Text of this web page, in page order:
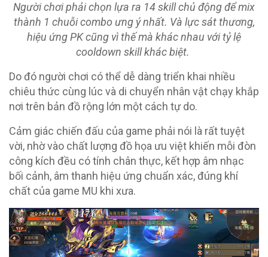
Người chơi phải chọn lựa ra 14 skill chủ động để mix
thành 1 chuỗi combo ưng ý nhất. Và lực sát thương,
hiệu ứng PK cũng vì thế mà khác nhau với tỷ lệ
cooldown skill khác biệt.
Do đó người chơi có thể dễ dàng triển khai nhiều
chiêu thức cùng lúc và di chuyển nhân vật chạy khắp
nơi trên bản đồ rộng lớn một cách tự do.
Cảm giác chiến đấu của game phải nói là rất tuyệt
vời, nhờ vào chất lượng đồ họa ưu việt khiến mỗi đòn
công kích đều có tính chân thực, kết hợp âm nhạc
bối cảnh, âm thanh hiệu ứng chuẩn xác, đúng khí
chất của game MU khi xưa.